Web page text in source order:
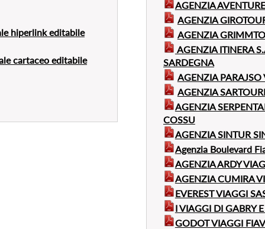
hiperlink editabile
cartaceo editabile
AGENZIA
AGENZIA
AGENZIA
AGENZIA ITINERA
SARDEGNA
AGENZIA PARAJSO
AGENZIA
AGENZIA
COSSU
AGENZIA SINTUR
Agenzia Boulevard
AGENZIA ARDY
AGENZIA CUMIRA
EVEREST VIAGGI
I VIAGGI DI GABRY
GODOT VIAGGI